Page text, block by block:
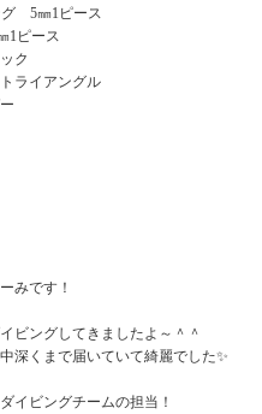
5㎜1ピース
ピース
ク
ライアングル
です！
ビングしてきましたよ～＾＾
深くまで届いていて綺麗でした✨
イビングチームの担当！